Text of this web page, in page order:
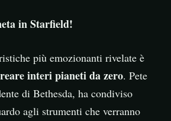
in Starfield!
più emozionanti rivelate è
interi pianeti da zero. Pete
di Bethesda, ha condiviso
agli strumenti che verranno